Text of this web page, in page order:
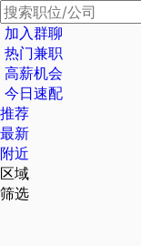
加入群聊
热门兼职
高薪机会
今日速配
推荐
最新
附近
区域
筛选